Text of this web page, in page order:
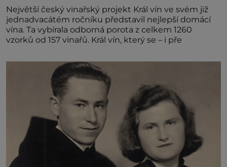
Největší český vinařský projekt Král vín ve svém již
jednadvacátém ročníku představil nejlepší domácí
vína. Ta vybírala odborná porota z celkem 1260
vzorků od 157 vinařů. Král vín, který se – i pře